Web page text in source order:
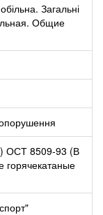
Загальні
Общие
ОСТ 8509-93 (В
горячекатаные